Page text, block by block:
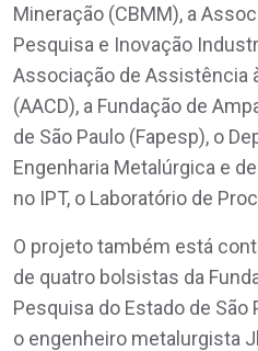
Mineração (CBMM), a
Pesquisa e Inovação
Associação de Assistência
(AACD), a Fundação de
de São Paulo (Fapesp), o
Engenharia Metalúrgica e
no IPT, o Laboratório de
O projeto também está
de quatro bolsistas da
Pesquisa do Estado de São
o engenheiro metalurgista